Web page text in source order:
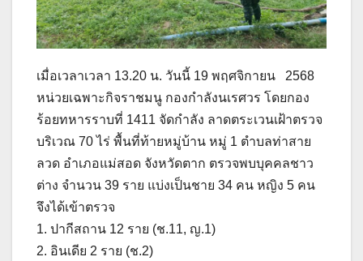
เมื่อเวลาเวลา 13.20 น. วันนี้ 19 พฤศจิกายน 2568
หน่วยเฉพาะกิจราชมนู กองกำลังนเรศวร โดยกอง
ร้อยทหารราบที่ 1411 จัดกำลัง ลาดตระเวนเฝ้าตรวจ
บริเวณ 70 ไร่ พื้นที่ท้ายหมู่บ้าน หมู่ 1 ตำบลท่าสาย
ลวด อำเภอแม่สอด จังหวัดตาก ตรวจพบบุคคลชาว
ต่าง จำนวน 39 ราย แบ่งเป็นชาย 34 คน หญิง 5 คน
จึงได้เข้าตรวจ
1. ปากีสถาน 12 ราย (ช.11, ญ.1)
2. อินเดีย 2 ราย (ช.2)